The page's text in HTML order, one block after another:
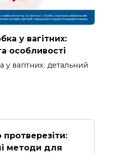
у вагітних:
особливості
вагітних: детальний
методи для